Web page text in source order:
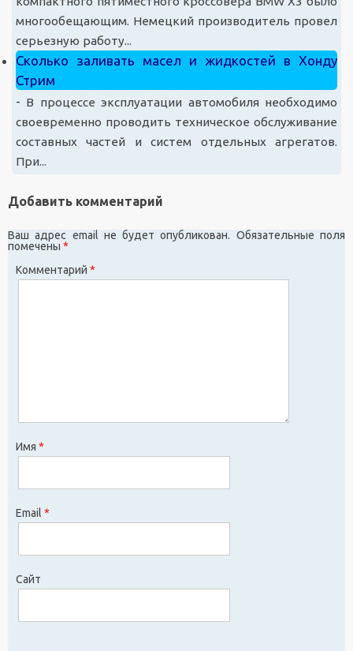
многообещающим. Немецкий производитель провел
серьезную работу...
Сколько заливать масел и жидкостей в Хонду
Стрим
- В процессе эксплуатации автомобиля необходимо
своевременно проводить техническое обслуживание
составных частей и систем отдельных агрегатов.
При...
Добавить комментарий
Ваш адрес email не будет опубликован. Обязательные поля
помечены *
Комментарий *
Имя *
Email *
Сайт